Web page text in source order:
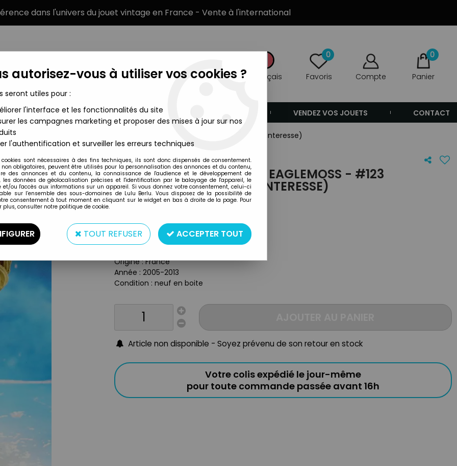
dans l'univers du jouet vintage en France - Vente à l'international
Français
0
Favoris Compte
0
Panier
MARQUES TYPE DE PRODUIT VENDEZ VOS JOUETS CONTACT
Marvel Super Heroes - Eaglemoss - #123 Enchantress (L'Enchanteresse)
Eaglemoss
MARVEL SUPER HEROES - EAGLEMOSS - #123
ENCHANTRESS (L'ENCHANTERESSE)
Type : figurine
Matière : métal peint
Origine : France
Année : 2005-2013
Condition : neuf en boite
Article non disponible - Soyez prévenu de son retour en stock
Votre colis expédié le jour-même
pour toute commande passée avant 16h
autorisez-vous à utiliser vos cookies ?
seront utiles pour :
l'interface et les fonctionnalités du site
les campagnes marketing et proposer des mises à jour sur nos
l'authentification et surveiller les erreurs techniques
cookies sont nécessaires à des fins techniques, ils sont donc dispensés de consentement.
non obligatoires, peuvent être utilisés pour la personnalisation des annonces et du contenu,
des annonces et du contenu, la connaissance de l'audience et le développement de
les données de géolocalisation précises et l'identification par le balayage de l'appareil, le
et/ou l'accès aux informations sur un appareil. Si vous donnez votre consentement, celui-ci
sur l’ensemble des sous-domaines de Lulu Berlu. Vous disposez de la possibilité de
consentement à tout moment en cliquant sur le widget en bas à droite de la page. Pour
plus, consulter notre politique de cookie.
TOUT REFUSER ACCEPTER TOUT